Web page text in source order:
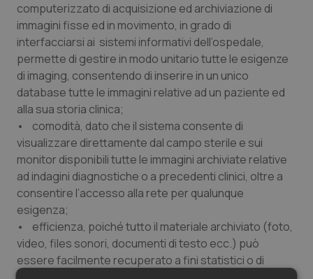
computerizzato di acquisizione ed archiviazione di
immagini fisse ed in movimento, in grado di
interfacciarsi ai sistemi informativi dell’ospedale,
permette di gestire in modo unitario tutte le esigenze
di imaging, consentendo di inserire in un unico
database tutte le immagini relative ad un paziente ed
alla sua storia clinica;
• comodità, dato che il sistema consente di
visualizzare direttamente dal campo sterile e sui
monitor disponibili tutte le immagini archiviate relative
ad indagini diagnostiche o a precedenti clinici, oltre a
consentire l’accesso alla rete per qualunque
esigenza;
• efficienza, poiché tutto il materiale archiviato (foto,
video, files sonori, documenti di testo ecc.) può
essere facilmente recuperato a fini statistici o di